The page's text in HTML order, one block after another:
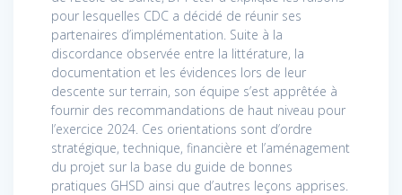
pour lesquelles CDC a décidé de réunir ses
partenaires d’implémentation. Suite à la
discordance observée entre la littérature, la
documentation et les évidences lors de leur
descente sur terrain, son équipe s’est apprêtée à
fournir des recommandations de haut niveau pour
l’exercice 2024. Ces orientations sont d’ordre
stratégique, technique, financière et l’aménagement
du projet sur la base du guide de bonnes
pratiques GHSD ainsi que d’autres leçons apprises.